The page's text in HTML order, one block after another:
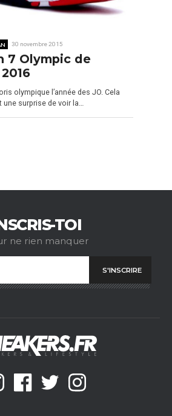
30 novembre 2015
7 Olympic de
olympique l’année des JO. Cela
une surprise de voir la…
TOI
ne rien manquer